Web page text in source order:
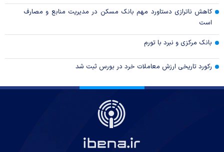
کاهش ناترازی دستاورد مهم بانک مسکن در مدیریت منابع و مصارف
است
بانک مرکزی و نبرد با تورم
رکورد تاریخی ارزش معاملات خرد در بورس ثبت شد